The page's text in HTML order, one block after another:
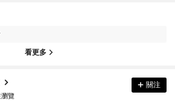
看更多
覽
關注